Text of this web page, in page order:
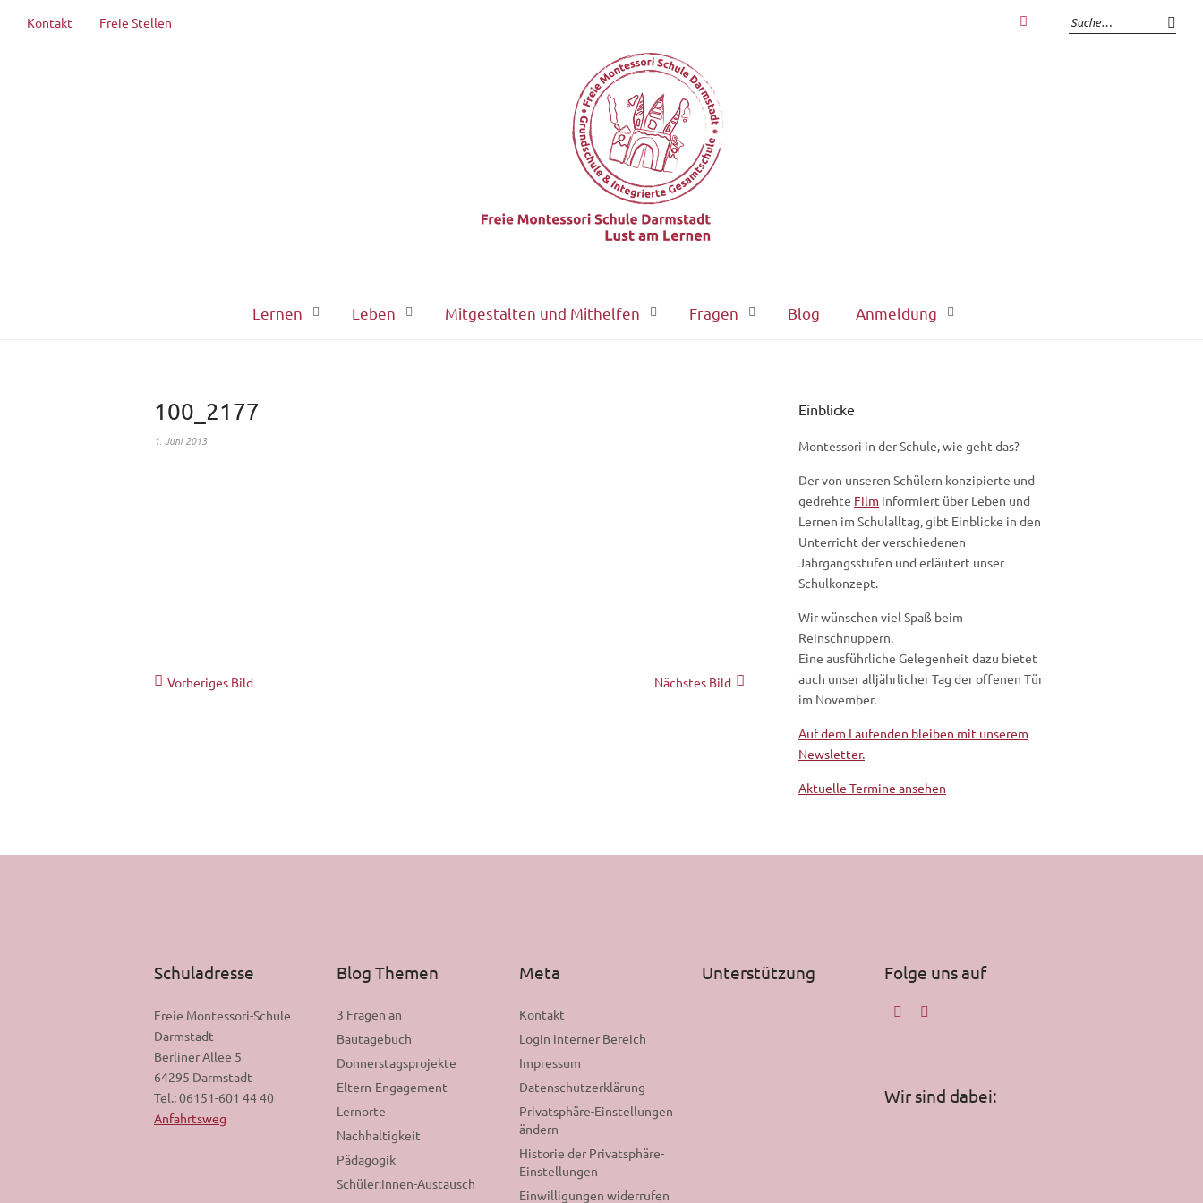
Kontakt
Freie Stellen
Lernen Leben Mitgestalten und Mithelfen Fragen Blog Anmeldung
100_2177
1. Juni 2013
Nächstes Bild
Vorheriges Bild
Einblicke
Montessori in der Schule, wie geht das?
Der von unseren Schülern konzipierte und
gedrehte Film informiert über Leben und
Lernen im Schulalltag, gibt Einblicke in den
Unterricht der verschiedenen
Jahrgangsstufen und erläutert unser
Schulkonzept.
Wir wünschen viel Spaß beim
Reinschnuppern.
Eine ausführliche Gelegenheit dazu bietet
auch unser alljährlicher Tag der offenen Tür
im November.
Auf dem Laufenden bleiben mit unserem
Newsletter.
Aktuelle Termine ansehen
Schuladresse
Freie Montessori-Schule
Darmstadt
Berliner Allee 5
64295 Darmstadt
Tel.: 06151-601 44 40
Anfahrtsweg
Blog Themen
3 Fragen an
Bautagebuch
Donnerstagsprojekte
Eltern-Engagement
Lernorte
Nachhaltigkeit
Pädagogik
Schüler:innen-Austausch
Meta
Kontakt
Login interner Bereich
Impressum
Datenschutzerklärung
Privatsphäre-Einstellungen
ändern
Historie der Privatsphäre-
Einstellungen
Einwilligungen widerrufen
Unterstützung Folge uns auf
Wir sind dabei: